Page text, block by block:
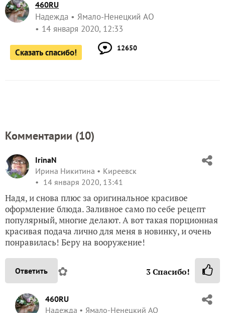
460RU
Надежда
Ямало-Ненецкий АО
14 января 2020, 12:33
Сказать спасибо! 12650
Комментарии (10)
IrinaN
Ирина Никитина
Киреевск
14 января 2020, 13:41
Надя, и снова плюс за оригинальное красивое
оформление блюда. Заливное само по себе рецепт
популярный, многие делают. А вот такая порционная
красивая подача лично для меня в новинку, и очень
понравилась! Беру на вооружение!
Ответить ✿ 3Спасибо!
460RU
Надежда
Ямало-Ненецкий АО